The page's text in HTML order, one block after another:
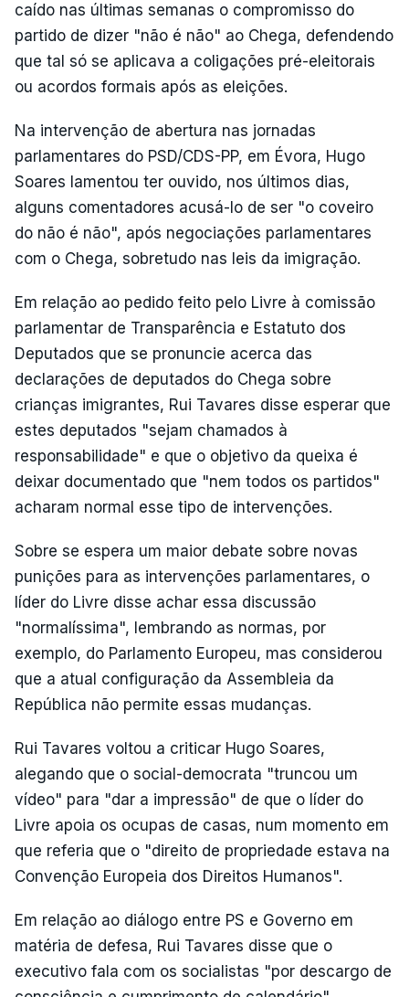
caído nas últimas semanas o compromisso do
partido de dizer "não é não" ao Chega, defendendo
que tal só se aplicava a coligações pré-eleitorais
ou acordos formais após as eleições.
Na intervenção de abertura nas jornadas
parlamentares do PSD/CDS-PP, em Évora, Hugo
Soares lamentou ter ouvido, nos últimos dias,
alguns comentadores acusá-lo de ser "o coveiro
do não é não", após negociações parlamentares
com o Chega, sobretudo nas leis da imigração.
Em relação ao pedido feito pelo Livre à comissão
parlamentar de Transparência e Estatuto dos
Deputados que se pronuncie acerca das
declarações de deputados do Chega sobre
crianças imigrantes, Rui Tavares disse esperar que
estes deputados "sejam chamados à
responsabilidade" e que o objetivo da queixa é
deixar documentado que "nem todos os partidos"
acharam normal esse tipo de intervenções.
Sobre se espera um maior debate sobre novas
punições para as intervenções parlamentares, o
líder do Livre disse achar essa discussão
"normalíssima", lembrando as normas, por
exemplo, do Parlamento Europeu, mas considerou
que a atual configuração da Assembleia da
República não permite essas mudanças.
Rui Tavares voltou a criticar Hugo Soares,
alegando que o social-democrata "truncou um
vídeo" para "dar a impressão" de que o líder do
Livre apoia os ocupas de casas, num momento em
que referia que o "direito de propriedade estava na
Convenção Europeia dos Direitos Humanos".
Em relação ao diálogo entre PS e Governo em
matéria de defesa, Rui Tavares disse que o
executivo fala com os socialistas "por descargo de